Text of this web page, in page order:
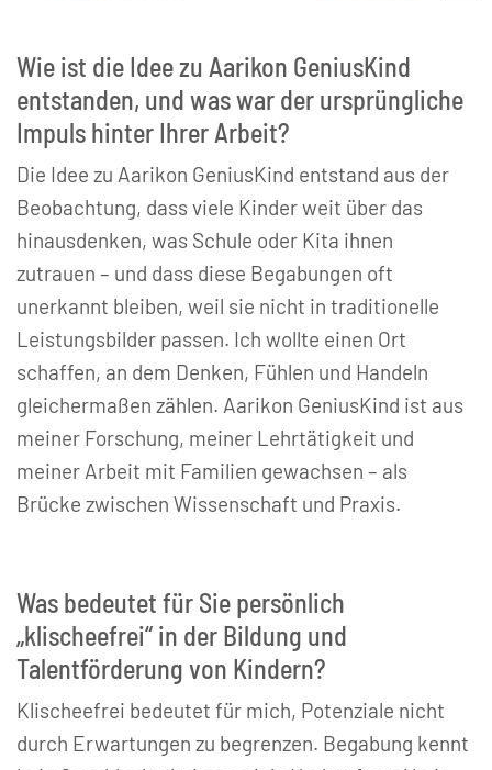
Wie ist die Idee zu Aarikon GeniusKind
entstanden, und was war der ursprüngliche
Impuls hinter Ihrer Arbeit?
Die Idee zu Aarikon GeniusKind entstand aus der
Beobachtung, dass viele Kinder weit über das
hinausdenken, was Schule oder Kita ihnen
zutrauen – und dass diese Begabungen oft
unerkannt bleiben, weil sie nicht in traditionelle
Leistungsbilder passen. Ich wollte einen Ort
schaffen, an dem Denken, Fühlen und Handeln
gleichermaßen zählen. Aarikon GeniusKind ist aus
meiner Forschung, meiner Lehrtätigkeit und
meiner Arbeit mit Familien gewachsen – als
Brücke zwischen Wissenschaft und Praxis.
Was bedeutet für Sie persönlich
„klischeefrei“ in der Bildung und
Talentförderung von Kindern?
Klischeefrei bedeutet für mich, Potenziale nicht
durch Erwartungen zu begrenzen. Begabung kennt